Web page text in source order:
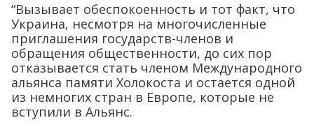
“Вызывает обеспокоенность и тот факт, что
Украина, несмотря на многочисленные
приглашения государств-членов и
обращения общественности, до сих пор
отказывается стать членом Международного
альянса памяти Холокоста и остается одной
из немногих стран в Европе, которые не
вступили в Альянс.